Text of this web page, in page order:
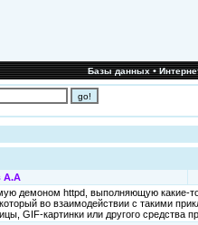
Базы данных•
А.А
демоном httpd, выполняющую
во взаимодействии с такими
GIF-картинки или другого средства